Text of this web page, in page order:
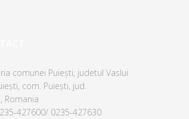
comunei Puiești, judetul Vaslui
com. Puiești, jud.
Romania
427600/ 0235-427630